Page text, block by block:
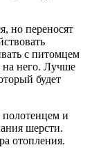
но переносят
с питомцем
на него. Лучше
будет
и
шерсти.
отопления.